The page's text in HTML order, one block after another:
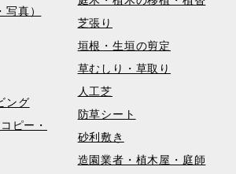
真）
ング
ピー・
芝張り
垣根・生垣の剪定
草むしり・草取り
人工芝
防草シート
砂利敷き
造園業者・植木屋・庭師